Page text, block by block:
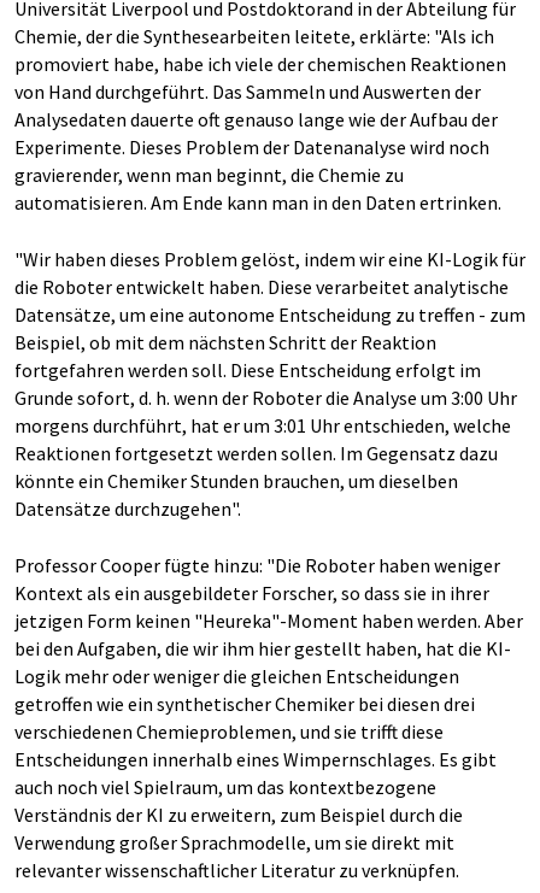
Universität Liverpool und Postdoktorand in der Abteilung für
Chemie, der die Synthesearbeiten leitete, erklärte: "Als ich
promoviert habe, habe ich viele der chemischen Reaktionen
von Hand durchgeführt. Das Sammeln und Auswerten der
Analysedaten dauerte oft genauso lange wie der Aufbau der
Experimente. Dieses Problem der Datenanalyse wird noch
gravierender, wenn man beginnt, die Chemie zu
automatisieren. Am Ende kann man in den Daten ertrinken.
"Wir haben dieses Problem gelöst, indem wir eine KI-Logik für
die Roboter entwickelt haben. Diese verarbeitet analytische
Datensätze, um eine autonome Entscheidung zu treffen - zum
Beispiel, ob mit dem nächsten Schritt der Reaktion
fortgefahren werden soll. Diese Entscheidung erfolgt im
Grunde sofort, d. h. wenn der Roboter die Analyse um 3:00 Uhr
morgens durchführt, hat er um 3:01 Uhr entschieden, welche
Reaktionen fortgesetzt werden sollen. Im Gegensatz dazu
könnte ein Chemiker Stunden brauchen, um dieselben
Datensätze durchzugehen".
Professor Cooper fügte hinzu: "Die Roboter haben weniger
Kontext als ein ausgebildeter Forscher, so dass sie in ihrer
jetzigen Form keinen "Heureka"-Moment haben werden. Aber
bei den Aufgaben, die wir ihm hier gestellt haben, hat die KI-
Logik mehr oder weniger die gleichen Entscheidungen
getroffen wie ein synthetischer Chemiker bei diesen drei
verschiedenen Chemieproblemen, und sie trifft diese
Entscheidungen innerhalb eines Wimpernschlages. Es gibt
auch noch viel Spielraum, um das kontextbezogene
Verständnis der KI zu erweitern, zum Beispiel durch die
Verwendung großer Sprachmodelle, um sie direkt mit
relevanter wissenschaftlicher Literatur zu verknüpfen.